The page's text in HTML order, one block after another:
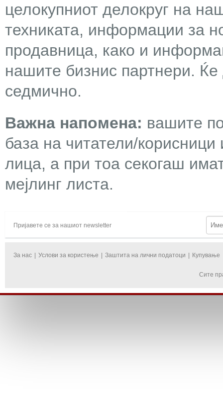
целокупниот делокруг на
техниката, информации за
продавница, како и
нашите бизнис партнери.
седмично.
Важна напомена: вашите
база на читатели/
лица, а при тоа секогаш
мејлинг листа.
Пријавете се за нашиот newsletter
За нас Услови за користење Заштита на лични податоци Купување
Сите